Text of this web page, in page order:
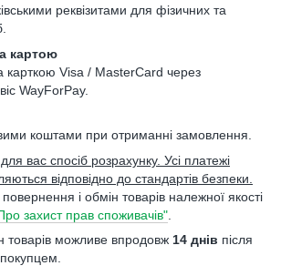
реквізитами для фізичних та
картою
карткою Visa / MasterCard через
WayForPay.
коштами при отриманні замовлення.
вас спосіб розрахунку. Усі платежі
відповідно до стандартів безпеки.
і обмін товарів належної якості
захист прав споживачів"
товарів можливе впродовж 14 днів після